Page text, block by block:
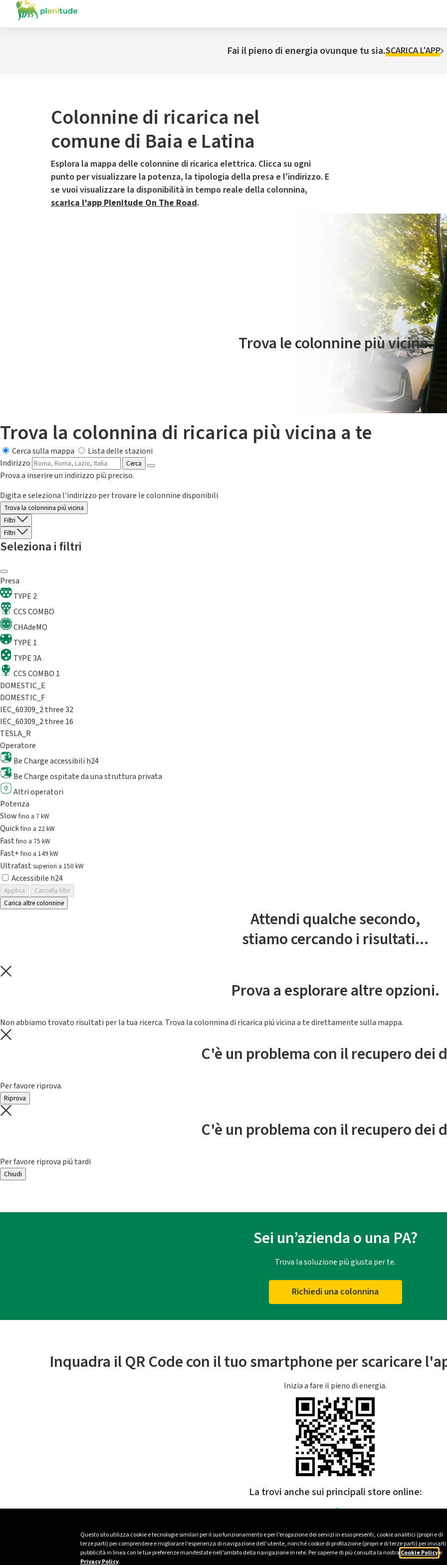
Questo sito utilizza cookie e tecnologie similari per il suo funzionamento e per l’erogazione dei servizi in esso presenti, cookie analitici (propri e di
terze parti) per comprendere e migliorare l’esperienza di navigazione dell’utente, nonché cookie di profilazione (propri e di terze parti) per inviarti
pubblicità in linea con le tue preferenze manifestate nell’ambito della navigazione in rete. Per saperne di più consulta la nostra Cookie Policye
Privacy Policy.
Fai il pieno di energia ovunque tu sia.SCARICA L'APP
Colonnine di ricarica nel
comune di Baia e Latina
Esplora la mappa delle colonnine di ricarica elettrica. Clicca su ogni
punto per visualizzare la potenza, la tipologia della presa e l’indirizzo. E
se vuoi visualizzare la disponibilità in tempo reale della colonnina,
scarica l’app Plenitude On The Road.
Il servizio di mobilità elettrica è gestito da Plenitude On The Road
Trova le colonnine più vicine.
Trova la colonnina di ricarica più vicina a te
Cerca sulla mappa
Lista delle stazioni
Indirizzo
Cerca
Prova a inserire un indirizzo più preciso.
Digita e seleziona l'indirizzo per trovare le colonnine disponibili
Trova la colonnina piú vicina
Filtri
Filtri
Seleziona i filtri
Presa
TYPE 2
CCS COMBO
CHAdeMO
TYPE 1
TYPE 3A
CCS COMBO 1
DOMESTIC_E
DOMESTIC_F
IEC_60309_2 three 32
IEC_60309_2 three 16
TESLA_R
Operatore
Be Charge accessibili h24
Be Charge ospitate da una struttura privata
Altri operatori
Potenza
Slowfino a 7 kW
Quickfino a 22 kW
Fastfino a 75 kW
Fast+fino a 149 kW
Ultrafast superiori a 150 kW
Accessibile h24
Applica
Cancella filtri
Carica altre colonnine
Attendi qualche secondo,
stiamo cercando i risultati...
Prova a esplorare altre opzioni.
Non abbiamo trovato risultati per la tua ricerca. Trova la colonnina di ricarica piú vicina a te direttamente sulla mappa.
C'è un problema con il recupero dei
Per favore riprova.
Riprova
C'è un problema con il recupero dei
Per favore riprova piú tardi
Chiudi
Sei un’azienda o una PA?
Trova la soluzione più giusta per te.
Richiedi una colonnina
Inquadra il QR Code con il tuo smartphone per scaricare
Inizia a fare il pieno di energia.
La trovi anche sui principali store online: